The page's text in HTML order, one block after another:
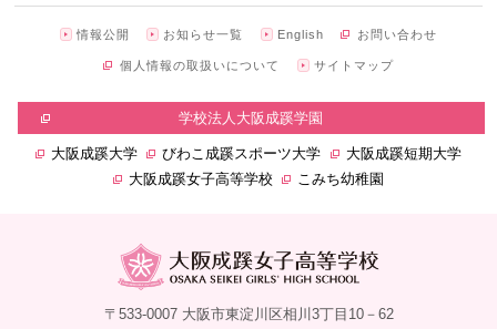
情報公開 お知らせ一覧 English お問い合わせ
個人情報の取扱いについて サイトマップ
学校法人大阪成蹊学園
大阪成蹊大学 びわこ成蹊スポーツ大学
大阪成蹊短期大学
大阪成蹊女子高等学校
こみち幼稚園
〒533-0007 大阪市東淀川区相川3丁目10－62